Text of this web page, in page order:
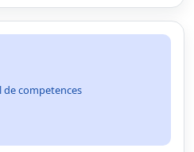
de competences